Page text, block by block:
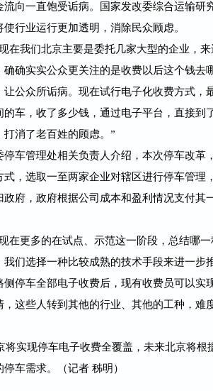
流向一直饱受诟病。国家发改委综合运输研
行业运行更加透明，消除民众顾虑。
我们北京主要是委托几家大型的企业，来
确确实实公众更关注的是收费以后这个钱去
让公众所诟病。现在试行电子化收费方式，
的车，收了多少钱，通过电子平台，直接到
消了老百姓的顾虑。”
管理处相关负责人介绍，本次停车改革
式，选取一至两家企业对辖区进行停车管理
政府，政府根据公司成本和盈利情况支付其
更多的在试点、示范这一阶段，总结哪一
我们选择一种比较成熟的技术手段来进一步
车全部电子收费后，现有收费员可以实
，这些人转到其他的行业、其他的工种，难
实现停车电子收费全覆盖，未来北京将根
车需求。（记者 秭明）